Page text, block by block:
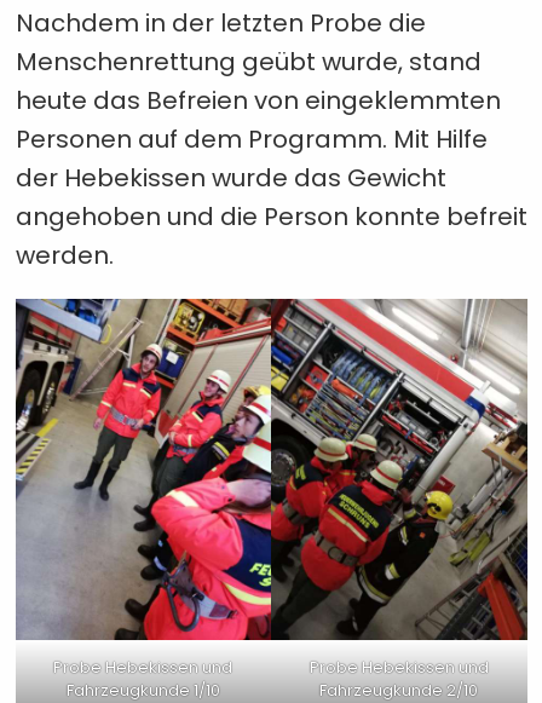
Nachdem in der letzten Probe die
Menschenrettung geübt wurde, stand
heute das Befreien von eingeklemmten
Personen auf dem Programm. Mit Hilfe
der Hebekissen wurde das Gewicht
angehoben und die Person konnte befreit
werden.
Probe Hebekissen und
Fahrzeugkunde 1/10
Probe Hebekissen und
Fahrzeugkunde 2/10